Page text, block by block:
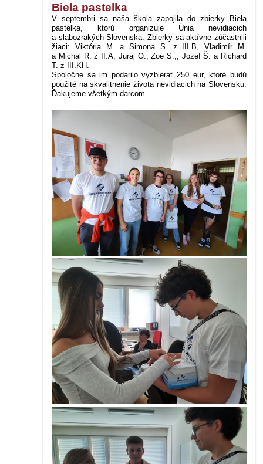
Biela pastelka
V septembri sa naša škola zapojila do zbierky Biela
pastelka, ktorú organizuje Únia nevidiacich
a slabozrakých Slovenska. Zbierky sa aktívne zúčastnili
žiaci: Viktória M. a Simona S. z III.B, Vladimír M.
a Michal R. z II.A, Juraj O., Zoe S.,, Jozef Š. a Richard
T. z III.KH.
Spoločne sa im podarilo vyzbierať 250 eur, ktoré budú
použité na skvalitnenie života nevidiacich na Slovensku.
Ďakujeme všetkým darcom.